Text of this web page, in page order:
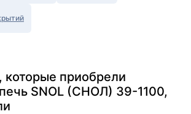
которые приобрели
SNOL (СНОЛ) 39-1100,